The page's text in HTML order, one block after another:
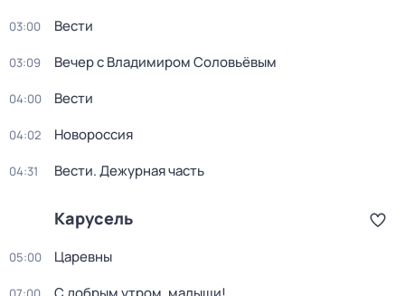
03:00 Вести
03:09 Вечер с Владимиром Соловьёвым
04:00 Вести
04:02 Новороссия
04:31 Вести. Дежурная часть
Карусель
05:00 Царевны